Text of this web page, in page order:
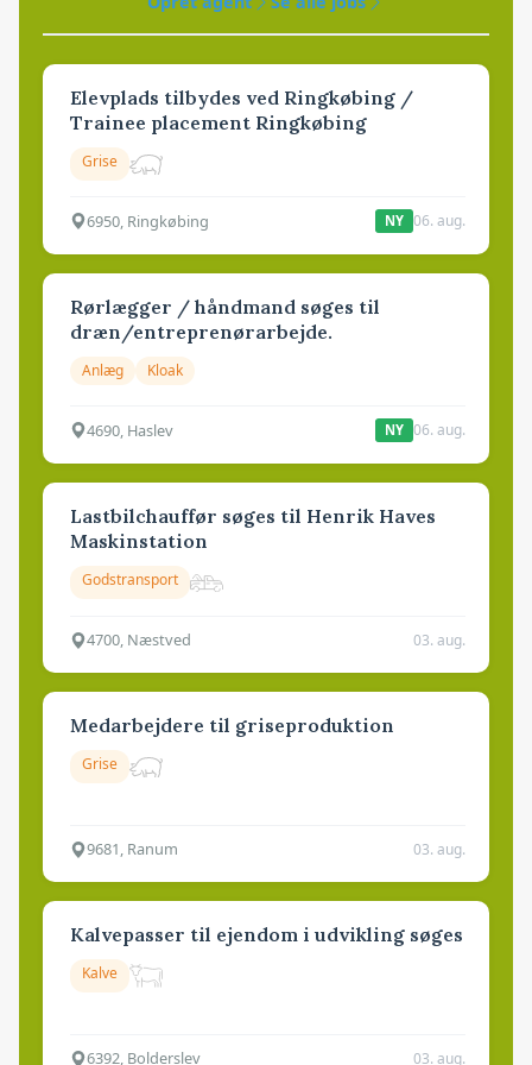
Elevplads tilbydes ved Ringkøbing /
Trainee placement Ringkøbing
Grise
6950, Ringkøbing NY 06. aug.
Rørlægger / håndmand søges til
dræn/entreprenørarbejde.
Anlæg Kloak
4690, Haslev NY 06. aug.
Lastbilchauffør søges til Henrik Haves
Maskinstation
Godstransport
4700, Næstved 03. aug.
Medarbejdere til griseproduktion
Grise
9681, Ranum 03. aug.
Kalvepasser til ejendom i udvikling søges
Kalve
6392, Bolderslev 03. aug.